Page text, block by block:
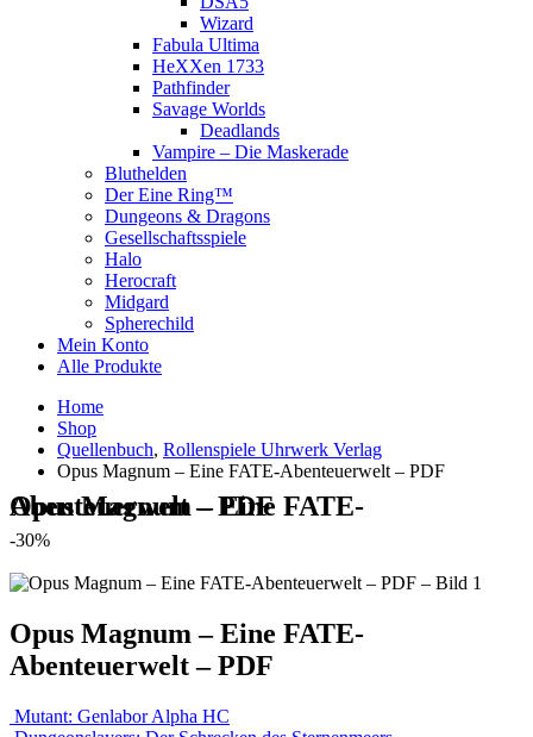
Wizard
Fabula Ultima
HeXXen 1733
Pathfinder
Savage Worlds
Deadlands
Vampire – Die Maskerade
Bluthelden
Der Eine Ring™
Dungeons & Dragons
Gesellschaftsspiele
Halo
Herocraft
Midgard
Spherechild
Mein Konto
Alle Produkte
Home
Shop
Quellenbuch, Rollenspiele Uhrwerk Verlag
Opus Magnum – Eine FATE-Abenteuerwelt – PDF
Opus Magnum – Eine FATE-Abenteuerwelt – PDF
-30%
Opus Magnum – Eine FATE-
Abenteuerwelt – PDF
Mutant: Genlabor Alpha HC